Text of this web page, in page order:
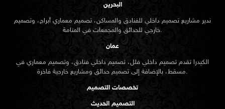
البحرين
ندير مشاريع تصميم داخلي للفنادق والمساكن، تصميم معماري أبراج، وتصميم
خارجي للحدائق والمجمعات في المنامة.
عمان
الكيدرا تقدم تصميم داخلي فلل، تصميم داخلي فنادق، وتصميم معماري في
مسقط، بالإضافة إلى تصميم حدائق ومشاريع خارجية فاخرة.
تخصصات التصميم
التصميم الحديث